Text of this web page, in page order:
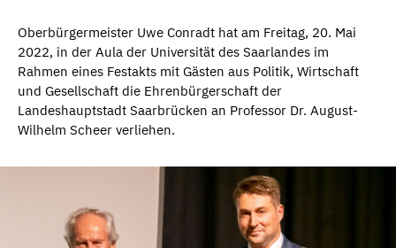
Oberbürgermeister Uwe Conradt hat am Freitag, 20. Mai
2022, in der Aula der Universität des Saarlandes im
Rahmen eines Festakts mit Gästen aus Politik, Wirtschaft
und Gesellschaft die Ehrenbürgerschaft der
Landeshauptstadt Saarbrücken an Professor Dr. August-
Wilhelm Scheer verliehen.